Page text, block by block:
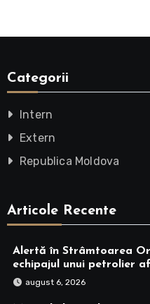
Categorii
Intern
Extern
Republica Moldova
Articole Recente
Alertă în Strâmtoarea
echipajul unui petrolier
august 6, 2026